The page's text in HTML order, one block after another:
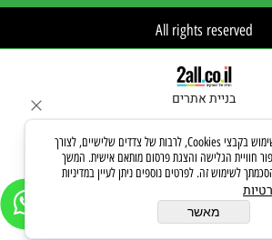
All rights reserved
בניית אתרים
לידיעתך, באתרנו נעשה שימוש בקבצי Cookies, לרבות של צדדים שלישיים, לצורך
חוויית הגלישה והצגת פרסום מותאם אישית. המשך
לשימוש זה. לפרטים נוספים ניתן לעיין במדיניות
מאשר